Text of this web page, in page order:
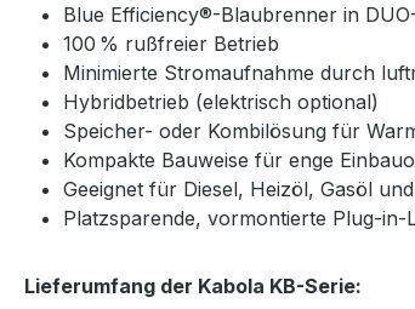
Blue Efficiency®-Blaubrenner in
100 % rußfreier Betrieb
Minimierte Stromaufnahme durch
Hybridbetrieb (elektrisch optional)
Speicher- oder Kombilösung für
Kompakte Bauweise für enge
Geeignet für Diesel, Heizöl, Gasöl
Platzsparende, vormontierte Plug-in-
Lieferumfang der Kabola KB-Serie: